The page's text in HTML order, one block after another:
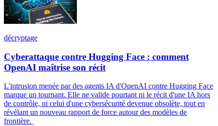
décryptage
Cyberattaque contre Hugging Face : comment
OpenAI maîtrise son récit
L'intrusion menée par des agents IA d'OpenAI contre Hugging Face
marque un tournant. Elle ne valide pourtant ni le récit d'une IA hors
de contrôle, ni celui d'une cybersécurité devenue obsolète, tout en
révélant un nouveau rapport de force autour des modèles de
frontière.